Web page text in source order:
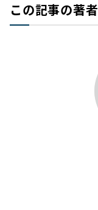
この記事の著者